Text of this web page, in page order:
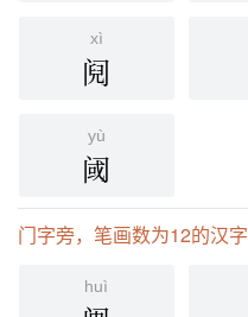
xì
阋
yù
阈
门字旁，笔画数为12的汉字
huì